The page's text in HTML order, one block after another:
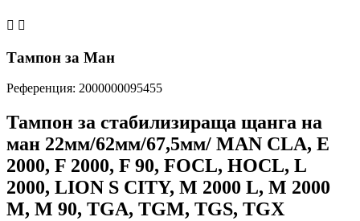
 
Тампон за Ман
Референция: 2000000095455
Тампон за стабилизираща щанга на
ман 22мм/62мм/67,5мм/ MAN CLA, E
2000, F 2000, F 90, FOCL, HOCL, L
2000, LION S CITY, M 2000 L, M 2000
M, M 90, TGA, TGM, TGS, TGX